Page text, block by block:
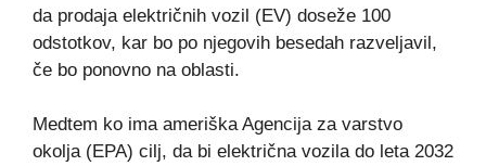
da prodaja električnih vozil (EV) doseže 100
odstotkov, kar bo po njegovih besedah ​​razveljavil,
če bo ponovno na oblasti.
Medtem ko ima ameriška Agencija za varstvo
okolja (EPA) cilj, da bi električna vozila do leta 2032